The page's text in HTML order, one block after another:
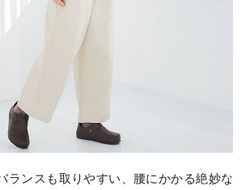
ランスも取りやすい、腰にかかる絶妙な